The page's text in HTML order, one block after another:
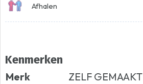
Afhalen
Kenmerken
Merk
ZELF GEMAAKT